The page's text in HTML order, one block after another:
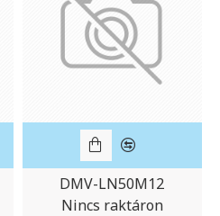
DMV-LN50M12
Nincs raktáron